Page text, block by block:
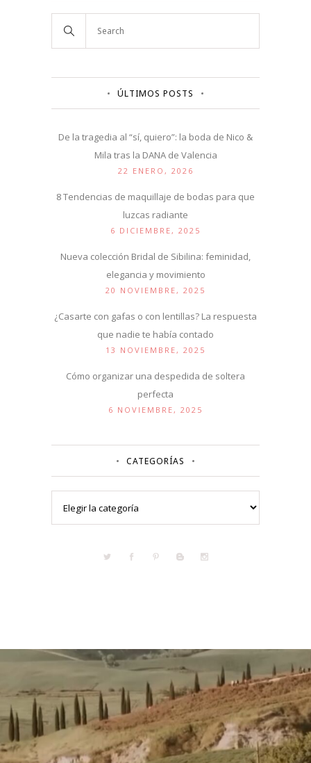
ÚLTIMOS POSTS
De la tragedia al “sí, quiero”: la boda de Nico &
Mila tras la DANA de Valencia
22 ENERO, 2026
8 Tendencias de maquillaje de bodas para que
luzcas radiante
6 DICIEMBRE, 2025
Nueva colección Bridal de Sibilina: feminidad,
elegancia y movimiento
20 NOVIEMBRE, 2025
¿Casarte con gafas o con lentillas? La respuesta
que nadie te había contado
13 NOVIEMBRE, 2025
Cómo organizar una despedida de soltera
perfecta
6 NOVIEMBRE, 2025
CATEGORÍAS